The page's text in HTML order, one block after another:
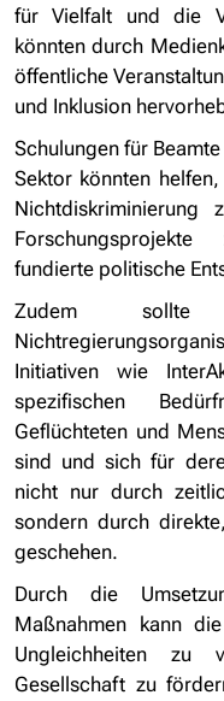
für Vielfalt und die
könnten durch
öffentliche
und Inklusion
Schulungen für
Sektor könnten
Nichtdiskriminierung
fundierte politische
Zudem
Initiativen wie
spezifischen
Geflüchteten und
sind und sich für
nicht nur durch
sondern durch
geschehen.
Durch die
Maßnahmen kann
Ungleichheiten zu
Gesellschaft zu